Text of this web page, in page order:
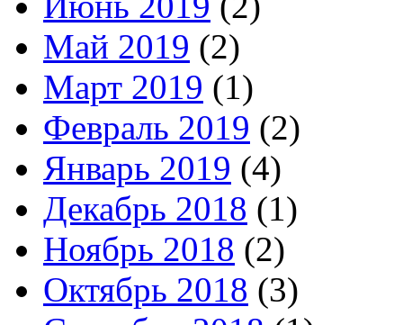
Май 2019 (2)
Март 2019 (1)
Февраль 2019 (2)
Январь 2019 (4)
Декабрь 2018 (1)
Ноябрь 2018 (2)
Октябрь 2018 (3)